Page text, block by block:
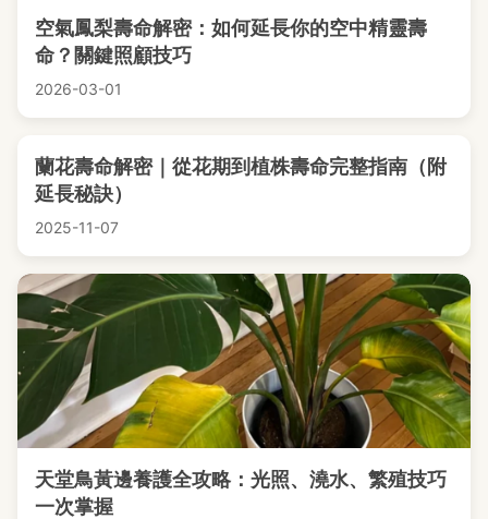
空氣鳳梨壽命解密：如何延長你的空中精靈壽
命？關鍵照顧技巧
2026-03-01
蘭花壽命解密｜從花期到植株壽命完整指南（附
延長秘訣）
2025-11-07
天堂鳥黃邊養護全攻略：光照、澆水、繁殖技巧
一次掌握